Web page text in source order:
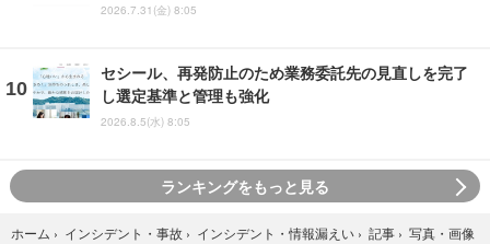
2026.7.31(金) 8:05
セシール、再発防止のため業務委託先の見直しを完了
し選定基準と管理も強化
2026.8.5(水) 8:05
ランキングをもっと見る
ホーム › インシデント・事故 › インシデント・情報漏えい › 記事 › 写真・画像